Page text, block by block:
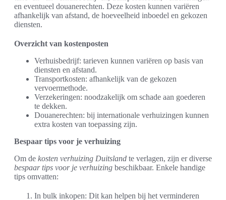
en eventueel douanerechten. Deze kosten kunnen variëren
afhankelijk van afstand, de hoeveelheid inboedel en gekozen
diensten.
Overzicht van kostenposten
Verhuisbedrijf: tarieven kunnen variëren op basis van
diensten en afstand.
Transportkosten: afhankelijk van de gekozen
vervoermethode.
Verzekeringen: noodzakelijk om schade aan goederen
te dekken.
Douanerechten: bij internationale verhuizingen kunnen
extra kosten van toepassing zijn.
Bespaar tips voor je verhuizing
Om de kosten verhuizing Duitsland te verlagen, zijn er diverse
bespaar tips voor je verhuizing beschikbaar. Enkele handige
tips omvatten:
In bulk inkopen: Dit kan helpen bij het verminderen